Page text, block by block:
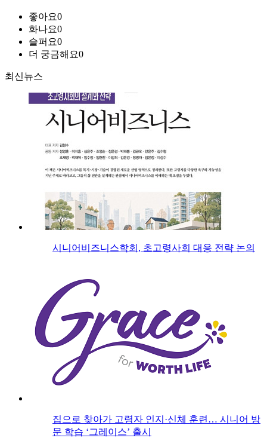
좋아요0
화나요0
슬퍼요0
더 궁금해요0
최신뉴스
시니어비즈니스학회, 초고령사회 대응 전략 논의
집으로 찾아가 고령자 인지·신체 훈련… 시니어 방
문 학습 ‘그레이스’ 출시